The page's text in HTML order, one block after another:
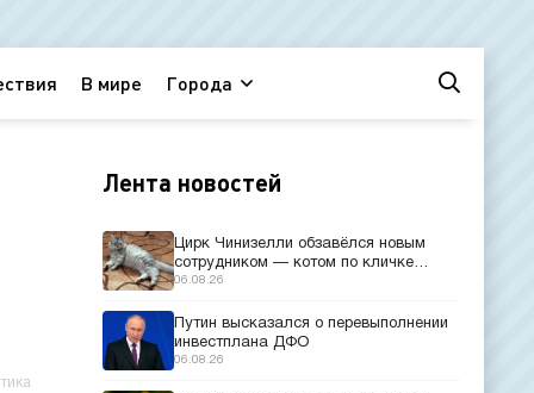
В мире Города
Лента новостей
Цирк Чинизелли обзавёлся новым
сотрудником — котом по кличке
Манеж из Эрмитажа
06.08.26
Путин высказался о перевыполнении
инвестплана ДФО
06.08.26